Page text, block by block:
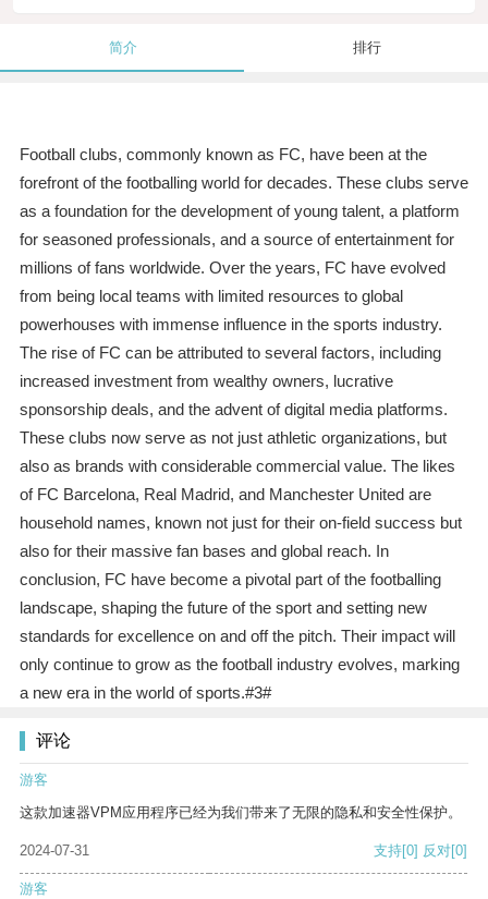
简介 排行
Football clubs, commonly known as FC, have been at the
forefront of the footballing world for decades. These clubs serve
as a foundation for the development of young talent, a platform
for seasoned professionals, and a source of entertainment for
millions of fans worldwide. Over the years, FC have evolved
from being local teams with limited resources to global
powerhouses with immense influence in the sports industry.
The rise of FC can be attributed to several factors, including
increased investment from wealthy owners, lucrative
sponsorship deals, and the advent of digital media platforms.
These clubs now serve as not just athletic organizations, but
also as brands with considerable commercial value. The likes
of FC Barcelona, Real Madrid, and Manchester United are
household names, known not just for their on-field success but
also for their massive fan bases and global reach. In
conclusion, FC have become a pivotal part of the footballing
landscape, shaping the future of the sport and setting new
standards for excellence on and off the pitch. Their impact will
only continue to grow as the football industry evolves, marking
a new era in the world of sports.#3#
评论
游客
这款加速器VPM应用程序已经为我们带来了无限的隐私和安全性保护。
2024-07-31 支持[0] 反对[0]
游客